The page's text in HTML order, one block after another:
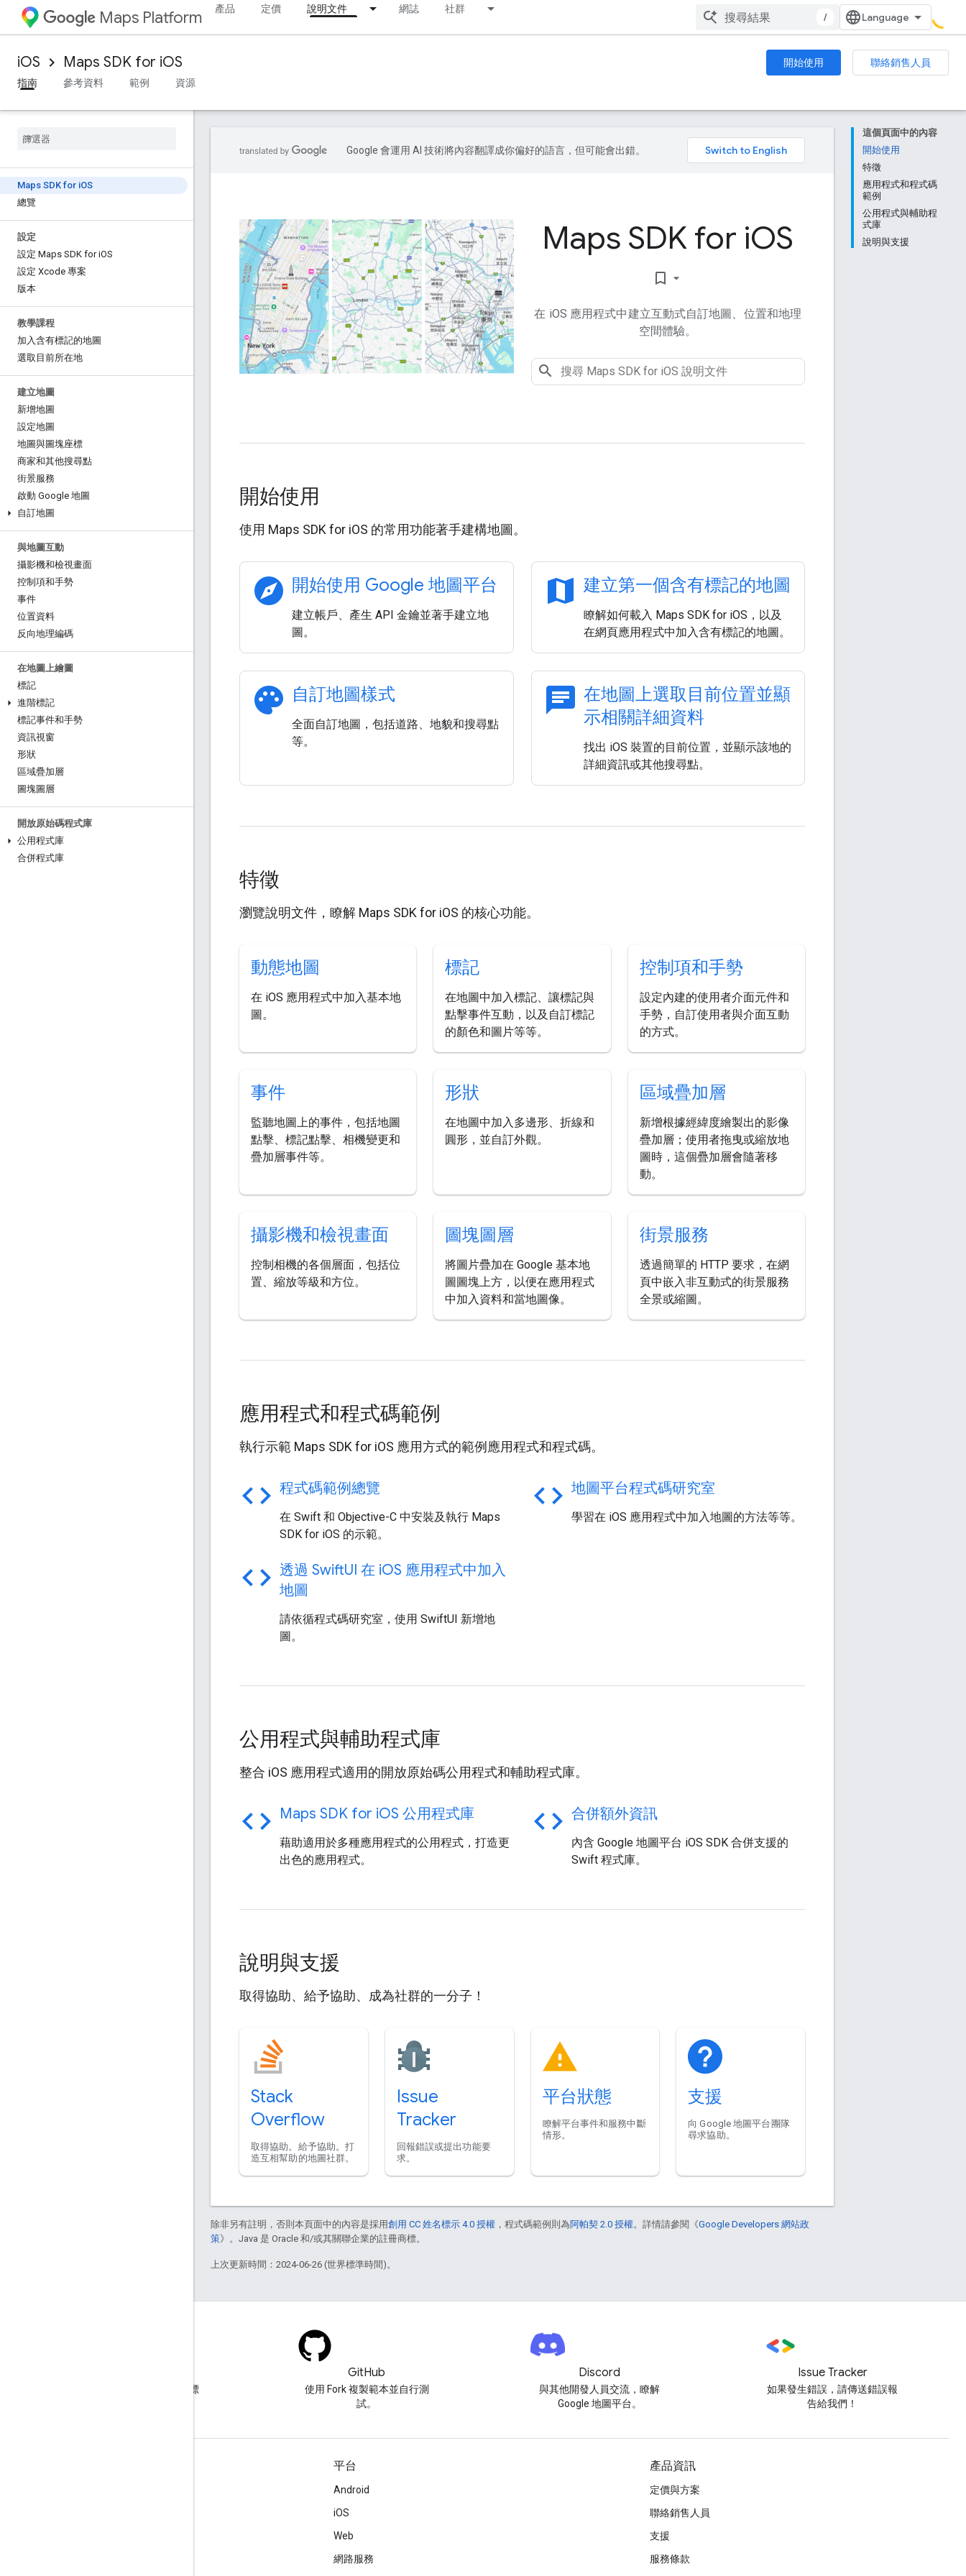
Maps Platform 產品 定價 說明文件 網誌 社群
/
iOS Maps SDK for iOS 開始使用
聯絡銷售人員
指南
參考資料 範例 資源
Maps SDK for iOS
總覽
設定
設定 Maps SDK for iOS
設定 Xcode 專案
版本
教學課程
加入含有標記的地圖
選取目前所在地
建立地圖
新增地圖
設定地圖
地圖與圖塊座標
商家和其他搜尋點
街景服務
啟動 Google 地圖
自訂地圖
與地圖互動
攝影機和檢視畫面
控制項和手勢
事件
位置資料
反向地理編碼
在地圖上繪圖
標記
進階標記
標記事件和手勢
資訊視窗
形狀
區域疊加層
圖塊圖層
開放原始碼程式庫
公用程式庫
合併程式庫
這個頁面中的內容
開始使用
特徵
應用程式和程式碼
範例
公用程式與輔助程
式庫
說明與支援
Google 會運用 AI 技術將內容翻譯成你偏好的語言，但可能會出錯。
Maps SDK for iOS
bookmark_border
在 iOS 應用程式中建立互動式自訂地圖、位置和地理
空間體驗。
開始使用
使用 Maps SDK for iOS 的常用功能著手建構地圖。
explore 開始使用 Google 地圖平台
建立帳戶、產生 API 金鑰並著手建立地
圖。
map 建立第一個含有標記的地圖
瞭解如何載入 Maps SDK for iOS，以及
在網頁應用程式中加入含有標記的地圖。
palette 自訂地圖樣式
全面自訂地圖，包括道路、地貌和搜尋點
等。
chat 在地圖上選取目前位置並顯
示相關詳細資料
找出 iOS 裝置的目前位置，並顯示該地的
詳細資訊或其他搜尋點。
特徵
瀏覽說明文件，瞭解 Maps SDK for iOS 的核心功能。
動態地圖
在 iOS 應用程式中加入基本地
圖。
標記
在地圖中加入標記、讓標記與
點擊事件互動，以及自訂標記
的顏色和圖片等等。
控制項和手勢
設定內建的使用者介面元件和
手勢，自訂使用者與介面互動
的方式。
事件
監聽地圖上的事件，包括地圖
點擊、標記點擊、相機變更和
疊加層事件等。
形狀
在地圖中加入多邊形、折線和
圓形，並自訂外觀。
區域疊加層
新增根據經緯度繪製出的影像
疊加層；使用者拖曳或縮放地
圖時，這個疊加層會隨著移
動。
攝影機和檢視畫面
控制相機的各個層面，包括位
置、縮放等級和方位。
圖塊圖層
將圖片疊加在 Google 基本地
圖圖塊上方，以便在應用程式
中加入資料和當地圖像。
街景服務
透過簡單的 HTTP 要求，在網
頁中嵌入非互動式的街景服務
全景或縮圖。
應用程式和程式碼範例
執行示範 Maps SDK for iOS 應用方式的範例應用程式和程式碼。
code 程式碼範例總覽
在 Swift 和 Objective-C 中安裝及執行 Maps
SDK for iOS 的示範。
code 地圖平台程式碼研究室
學習在 iOS 應用程式中加入地圖的方法等等。
code 透過 SwiftUI 在 iOS 應用程式中加入
地圖
請依循程式碼研究室，使用 SwiftUI 新增地
圖。
公用程式與輔助程式庫
整合 iOS 應用程式適用的開放原始碼公用程式和輔助程式庫。
code Maps SDK for iOS 公用程式庫
藉助適用於多種應用程式的公用程式，打造更
出色的應用程式。
code 合併額外資訊
內含 Google 地圖平台 iOS SDK 合併支援的
Swift 程式庫。
說明與支援
取得協助、給予協助、成為社群的一分子！
Stack
Overflow
取得協助。給予協助。打
造互相幫助的地圖社群。
Issue
Tracker
回報錯誤或提出功能要
求。
平台狀態
瞭解平台事件和服務中斷
情形。
支援
向 Google 地圖平台團隊
尋求協助。
除非另有註明，否則本頁面中的內容是採用創用 CC 姓名標示 4.0 授權 ，程式碼範例則為阿帕契 2.0 授權。詳情請參閱《Google Developers 網站政
策》。Java 是 Oracle 和/或其關聯企業的註冊商標。
上次更新時間：2024-06-26 (世界標準時間)。
使用 google-maps-sdk-ios 標
GitHub
使用 Fork 複製範本並自行測
試。
Discord
與其他開發人員交流，瞭解
Google 地圖平台。
Issue Tracker
如果發生錯誤，請傳送錯誤報
告給我們！
平台
Android
iOS
Web
網路服務
產品資訊
定價與方案
聯絡銷售人員
支援
服務條款